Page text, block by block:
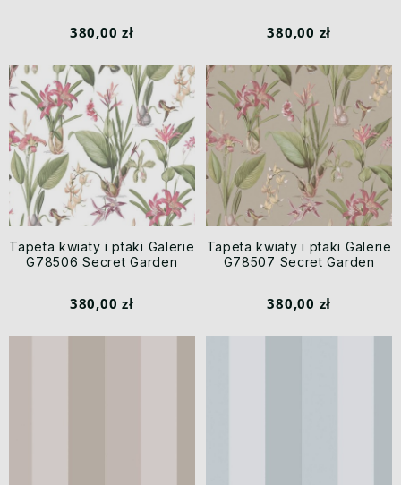
380,00 zł 380,00 zł
Tapeta kwiaty i ptaki Galerie
G78506 Secret Garden
380,00 zł
Tapeta kwiaty i ptaki Galerie
G78507 Secret Garden
380,00 zł